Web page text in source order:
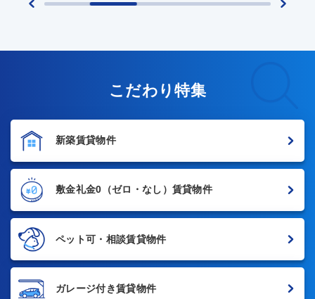
こだわり特集
新築賃貸物件
敷金礼金0 （ゼロ・なし）賃貸物件
ペット可・相談賃貸物件
ガレージ付き賃貸物件